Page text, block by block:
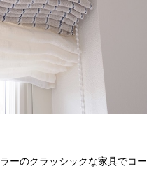
ラーのクラッシックな家具でコ